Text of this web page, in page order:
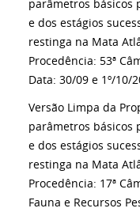
parâmetros básicos
e dos estágios
restinga na Mata
Procedência: 53ª
Data: 30/09 e 1º/10/
Versão Limpa da
parâmetros básicos
e dos estágios
restinga na Mata
Procedência: 17ª